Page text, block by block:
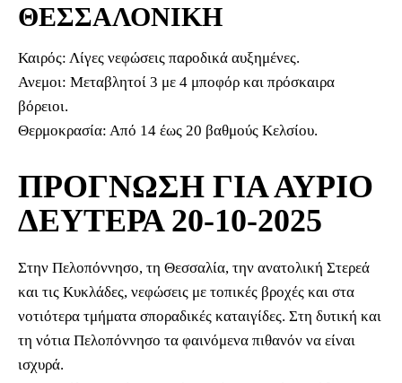
ΘΕΣΣΑΛΟΝΙΚΗ
Καιρός: Λίγες νεφώσεις παροδικά αυξημένες.
Ανεμοι: Μεταβλητοί 3 με 4 μποφόρ και πρόσκαιρα
βόρειοι.
Θερμοκρασία: Από 14 έως 20 βαθμούς Κελσίου.
ΠΡΟΓΝΩΣΗ ΓΙΑ ΑΥΡΙΟ
ΔΕΥΤΕΡΑ 20-10-2025
Στην Πελοπόννησο, τη Θεσσαλία, την ανατολική Στερεά
και τις Κυκλάδες, νεφώσεις με τοπικές βροχές και στα
νοτιότερα τμήματα σποραδικές καταιγίδες. Στη δυτική και
τη νότια Πελοπόννησο τα φαινόμενα πιθανόν να είναι
ισχυρά.